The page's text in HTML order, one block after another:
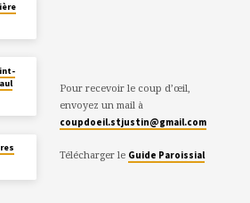
Pour recevoir le coup d’œil,
envoyez un mail à
coupdoeil.stjustin@gmail.com
Télécharger le Guide Paroissial